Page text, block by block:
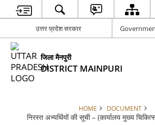
उत्तर प्रदेश सरकार
जिला मैनपुरी
DISTRICT MAINPURI
HOME DOCUMENT
निरस्त अभ्यर्थियों की सूची – (कार्यालय मुख्य